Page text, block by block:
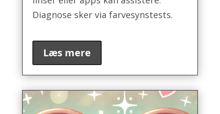
Diagnose sker via farvesynstests.
Læs mere